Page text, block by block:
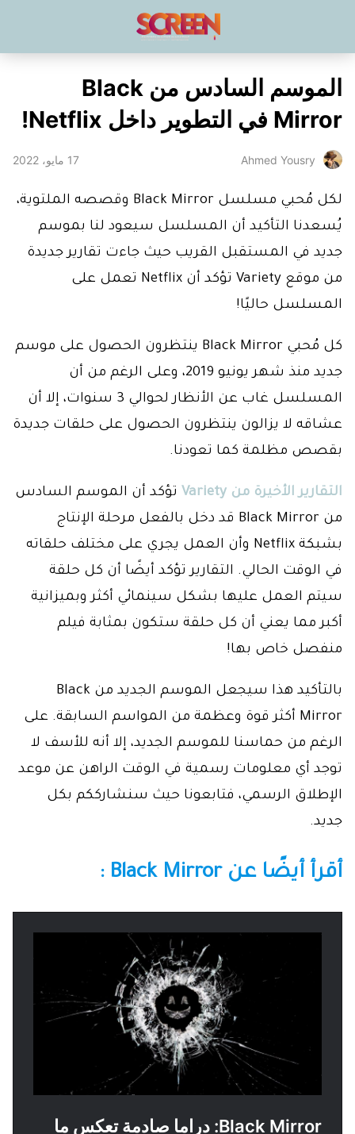
الموسم السادس من Black
Mirror في التطوير داخل Netflix!
Ahmed Yousry 17 مايو، 2022
لكل مُحبي مسلسل Black Mirror وقصصه الملتوية،
يُسعدنا التأكيد أن المسلسل سيعود لنا بموسم
جديد في المستقبل القريب حيث جاءت تقارير جديدة
من موقع Variety تؤكد أن Netflix تعمل على
المسلسل حاليًا!
كل مُحبي Black Mirror ينتظرون الحصول على موسم
جديد منذ شهر يونيو 2019، وعلى الرغم من أن
المسلسل غاب عن الأنظار لحوالي 3 سنوات، إلا أن
عشاقه لا يزالون ينتظرون الحصول على حلقات جديدة
بقصص مظلمة كما تعودنا.
التقارير الأخيرة من Variety
تؤكد أن الموسم السادس
من Black Mirror قد دخل بالفعل مرحلة الإنتاج
بشبكة Netflix وأن العمل يجري على مختلف حلقاته
في الوقت الحالي. التقارير تؤكد أيضًا أن كل حلقة
سيتم العمل عليها بشكل سينمائي أكثر وبميزانية
أكبر مما يعني أن كل حلقة ستكون بمثابة فيلم
منفصل خاص بها!
بالتأكيد هذا سيجعل الموسم الجديد من Black
Mirror أكثر قوة وعظمة من المواسم السابقة. على
الرغم من حماسنا للموسم الجديد، إلا أنه للأسف لا
توجد أي معلومات رسمية في الوقت الراهن عن موعد
الإطلاق الرسمي، فتابعونا حيث سنشارككم بكل
جديد.
أقرأ أيضًا عن Black Mirror :